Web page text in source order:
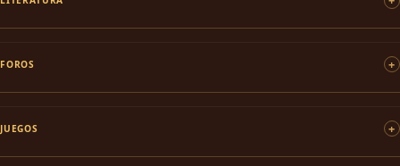
FOROS
JUEGOS